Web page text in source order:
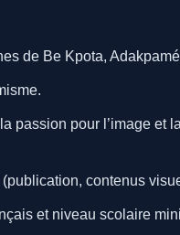
de Be Kpota,
passion pour l’image et
contenus
et niveau scolaire